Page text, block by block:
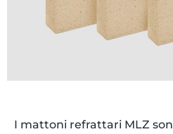
I mattoni refrattari MLZ